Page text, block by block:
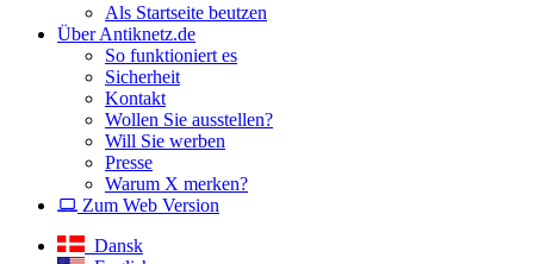
Als Startseite beutzen
Über Antiknetz.de
So funktioniert es
Sicherheit
Kontakt
Wollen Sie ausstellen?
Will Sie werben
Presse
Warum X merken?
Zum Web Version
Dansk